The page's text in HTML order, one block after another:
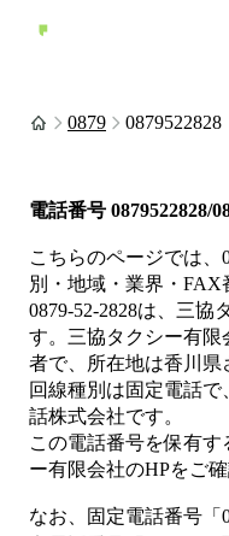
0879 0879522828
電話番号 0879522828/
こちらのページでは、
別・地域・業界・FAX
0879-52-2828は、 三協
す。 三協タクシー有限
者で、所在地は香川県
回線種別は固定電話で
話株式会社です。
この電話番号を保有
ー有限会社のHPをご
なお、固定電話番号「